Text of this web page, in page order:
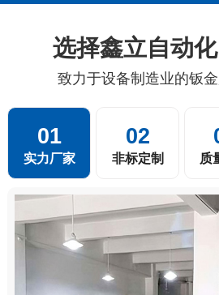
选择鑫立自动化
致力于设备制造业的钣
01
实力厂家
02
非标定制 质